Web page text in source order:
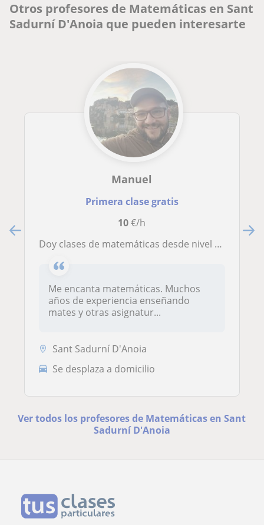
Otros profesores de Matemáticas en Sant
Sadurní D'Anoia que pueden interesarte
Manuel
Primera clase gratis
10€/h
Doy clases de matemáticas desde nivel primario hasta el bachillerato. Soy un ingeniero chileno con muchos años dando clases
Me encanta matemáticas. Muchos
años de experiencia enseñando
mates y otras asignatur...
Sant Sadurní D'Anoia
Se desplaza a domicilio
Ver todos los profesores de Matemáticas en Sant
Sadurní D'Anoia